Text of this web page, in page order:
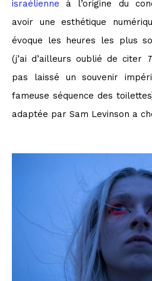
israélienne à l’origine du
avoir une esthétique
évoque les heures les plus
(j’ai d’ailleurs oublié de citer
pas laissé un souvenir
fameuse séquence des
adaptée par Sam Levinson a